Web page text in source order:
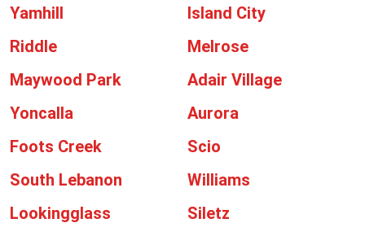
Yamhill
Island City
Riddle
Melrose
Maywood Park
Adair Village
Yoncalla
Aurora
Foots Creek
Scio
South Lebanon
Williams
Lookingglass
Siletz